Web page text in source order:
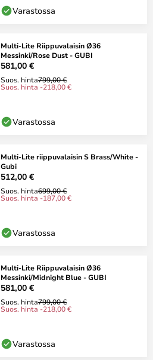
Varastossa
Multi-Lite Riippuvalaisin Ø36
Messinki/Rose Dust - GUBI
581,00 €
Suos. hinta799,00 €
Suos. hinta -218,00 €
Varastossa
Multi-Lite riippuvalaisin S Brass/White -
Gubi
512,00 €
Suos. hinta699,00 €
Suos. hinta -187,00 €
Varastossa
Multi-Lite Riippuvalaisin Ø36
Messinki/Midnight Blue - GUBI
581,00 €
Suos. hinta799,00 €
Suos. hinta -218,00 €
Varastossa